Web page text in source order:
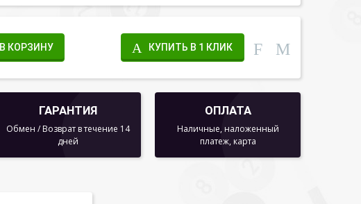
В КОРЗИНУ КУПИТЬ В 1 КЛИК
ГАРАНТИЯ
Обмен / Возврат в течение 14
дней
ОПЛАТА
Наличные, наложенный
платеж, карта